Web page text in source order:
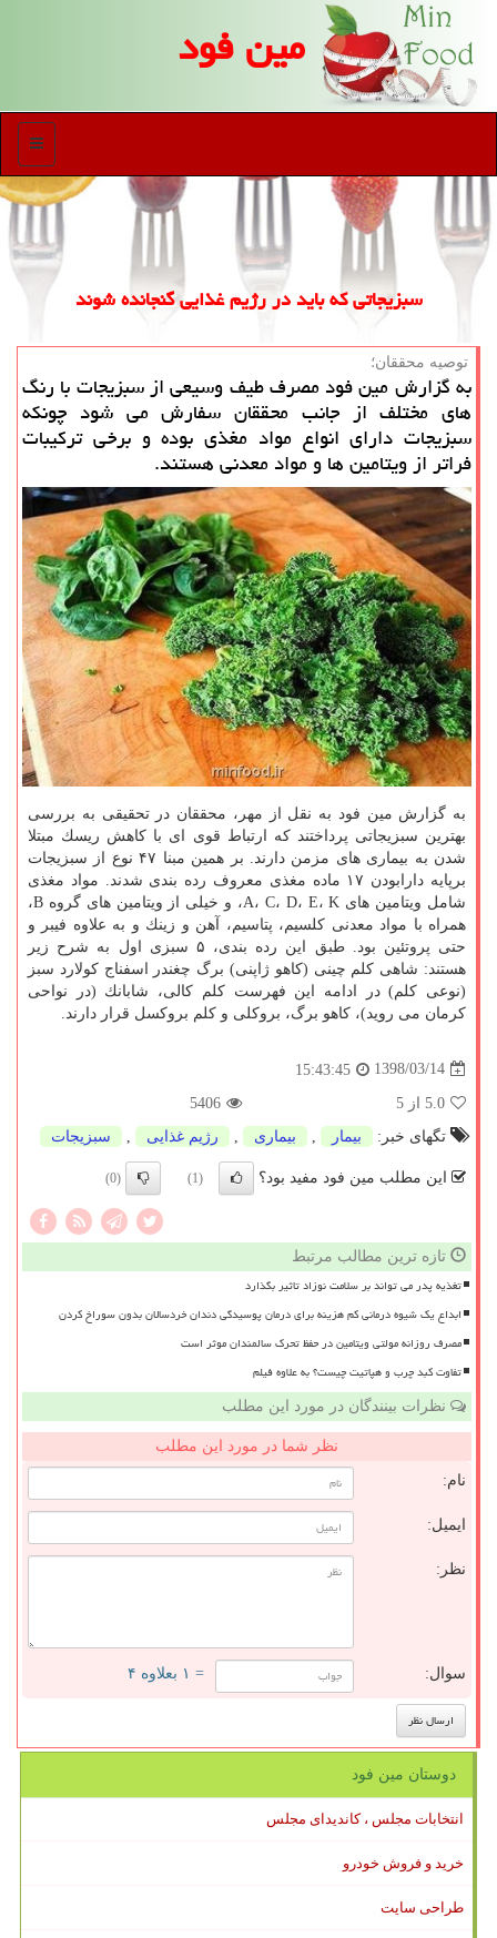
مین فود
منو
سبزیجاتی كه باید در رژیم غذایی گنجانده شوند
توصیه محققان؛
به گزارش مین فود مصرف طیف وسیعی از سبزیجات با رنگ
های مختلف از جانب محققان سفارش می شود چونكه
سبزیجات دارای انواع مواد مغذی بوده و برخی تركیبات
فراتر از ویتامین ها و مواد معدنی هستند.
به گزارش مین فود به نقل از مهر، محققان در تحقیقی به بررسی
بهترین سبزیجاتی پرداختند كه ارتباط قوی ای با كاهش ریسك مبتلا
شدن به بیماری های مزمن دارند. بر همین مبنا ۴۷ نوع از سبزیجات
برپایه دارابودن ۱۷ ماده مغذی معروف رده بندی شدند. مواد مغذی
شامل ویتامین های A، C، D، E، K، و خیلی از ویتامین های گروه B،
همراه با مواد معدنی كلسیم، پتاسیم، آهن و زینك و به علاوه فیبر و
حتی پروتئین بود. طبق این رده بندی، ۵ سبزی اول به شرح زیر
هستند: شاهی كلم چینی (كاهو ژاپنی) برگ چغندر اسفناج كولارد سبز
(نوعی كلم) در ادامه این فهرست كلم كالی، شابانك (در نواحی
كرمان می روید)، كاهو برگ، بروكلی و كلم بروكسل قرار دارند.
1398/03/14
15:43:45
5.0 از 5
5406
تگهای خبر:
بیمار بیماری رژیم غذایی سبزیجات
این مطلب مین فود مفید بود؟ (1)
(0)
تازه ترین مطالب مرتبط
تغذیه پدر می تواند بر سلامت نوزاد تاثیر بگذارد
ابداع یک شیوه درمانی کم هزینه برای درمان پوسیدگی دندان خردسالان بدون سوراخ کردن
مصرف روزانه مولتی ویتامین در حفظ تحرک سالمندان موثر است
تفاوت کبد چرب و هپاتیت چیست؟ به علاوه فیلم
نظرات بینندگان در مورد این مطلب
نظر شما در مورد این مطلب
نام:
ایمیل:
نظر:
سوال: = ۱ بعلاوه ۴
دوستان مین فود
انتخابات مجلس ، کاندیدای مجلس
خرید و فروش خودرو
طراحی سایت